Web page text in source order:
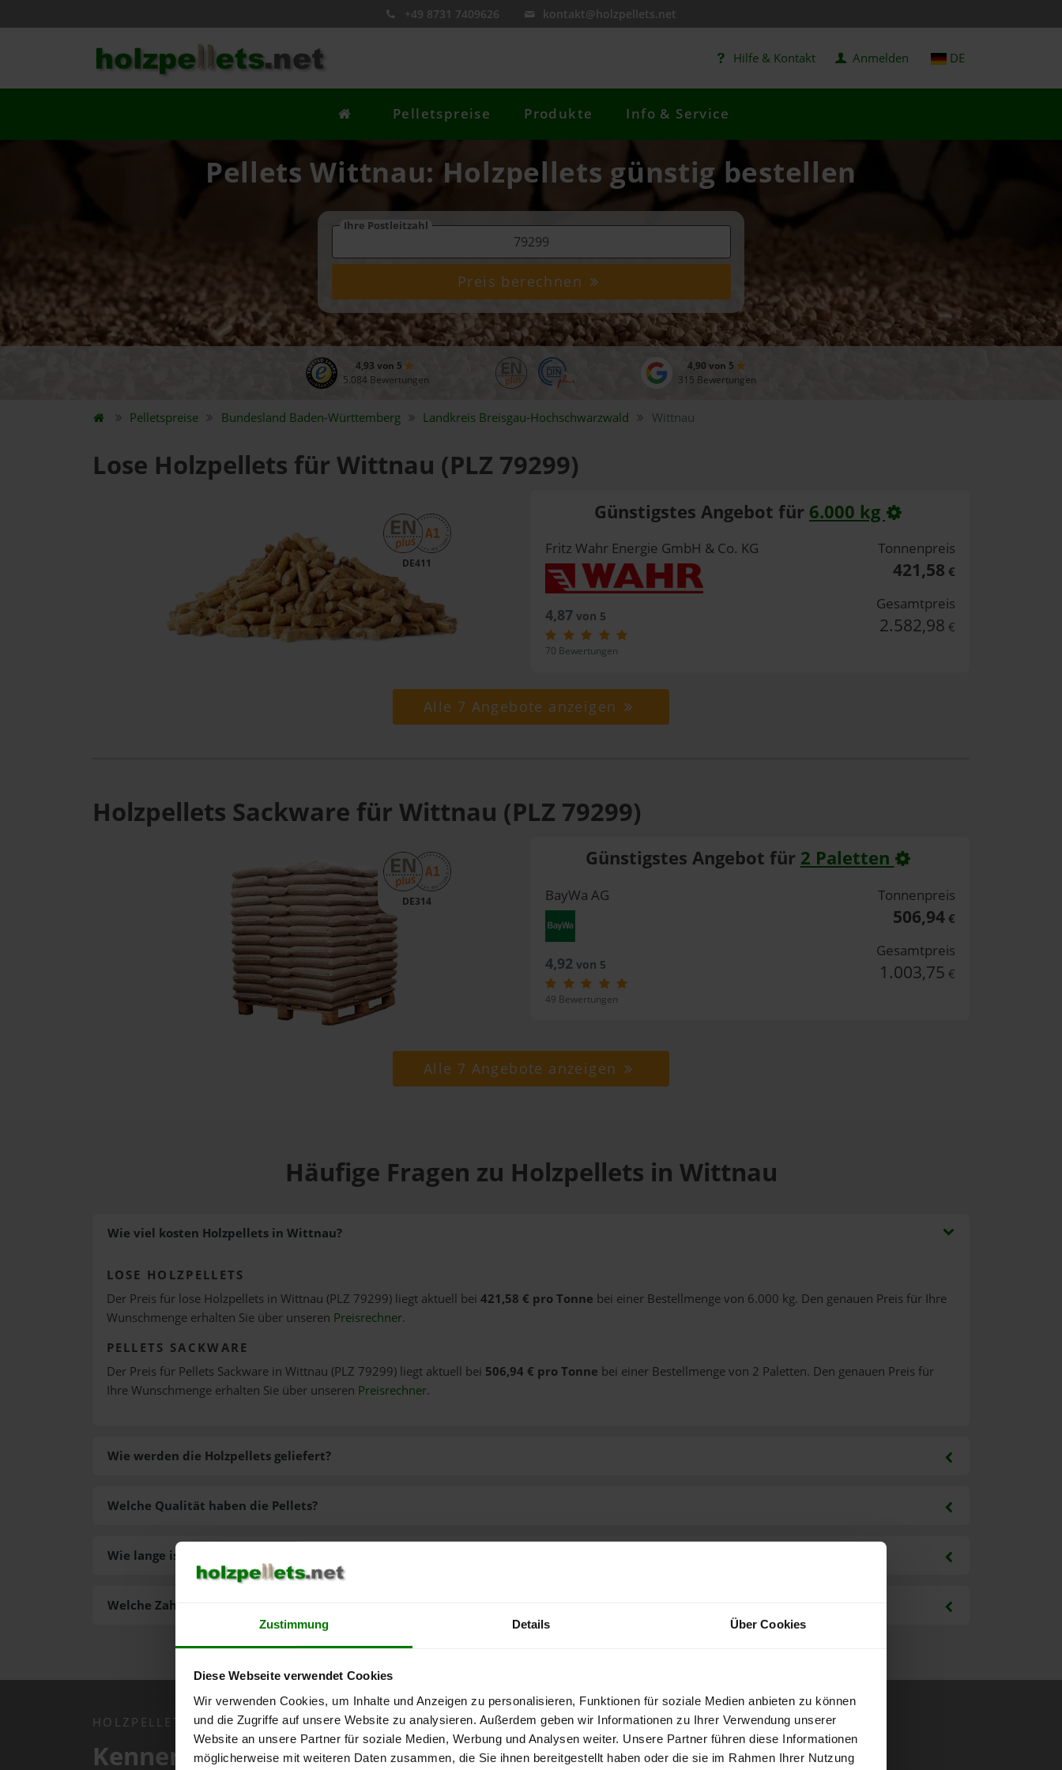
Zustimmung Details Über Cookies
Diese Webseite verwendet Cookies
Wir verwenden Cookies, um Inhalte und Anzeigen zu personalisieren, Funktionen für soziale Medien anbieten zu können
und die Zugriffe auf unsere Website zu analysieren. Außerdem geben wir Informationen zu Ihrer Verwendung unserer
Website an unsere Partner für soziale Medien, Werbung und Analysen weiter. Unsere Partner führen diese Informationen
möglicherweise mit weiteren Daten zusammen, die Sie ihnen bereitgestellt haben oder die sie im Rahmen Ihrer Nutzung
+49 8731 7409626 kontakt@holzpellets.net
Hilfe & Kontakt Anmelden DE
Pelletspreise Produkte Info & Service
Pellets Wittnau: Holzpellets günstig bestellen
Ihre Postleitzahl
Preis berechnen
4,93 von 5
5.084 Bewertungen
4,90 von 5
315 Bewertungen
Pelletspreise Bundesland Baden-Württemberg Landkreis Breisgau-Hochschwarzwald Wittnau
Lose Holzpellets für Wittnau (PLZ 79299)
DE411
Günstigstes Angebot für 6.000 kg
Fritz Wahr Energie GmbH & Co. KG
4,87von 5
70 Bewertungen
Tonnenpreis
421,58 €
Gesamtpreis
2.582,98 €
Alle 7 Angebote anzeigen
Holzpellets Sackware für Wittnau (PLZ 79299)
DE314
Günstigstes Angebot für 2 Paletten
BayWa AG
4,92von 5
49 Bewertungen
Tonnenpreis
506,94€
Gesamtpreis
1.003,75 €
Alle 7 Angebote anzeigen
Häufige Fragen zu Holzpellets in Wittnau
Wie viel kosten Holzpellets in Wittnau?
LOSE HOLZPELLETS
Der Preis für lose Holzpellets in Wittnau (PLZ 79299) liegt aktuell bei 421,58 € pro Tonne bei einer Bestellmenge von 6.000 kg. Den genauen Preis für Ihre
Wunschmenge erhalten Sie über unseren Preisrechner.
PELLETS SACKWARE
Der Preis für Pellets Sackware in Wittnau (PLZ 79299) liegt aktuell bei 506,94 € pro Tonne bei einer Bestellmenge von 2 Paletten. Den genauen Preis für
Ihre Wunschmenge erhalten Sie über unseren Preisrechner.
Wie werden die Holzpellets geliefert?
Welche Zahlungsarten gibt es?
Welche Qualität haben die Pellets?
Wie lange ist die Lieferzeit der Pellets?
HOLZPELLETS.NET APP
Kennen Sie schon unsere kostenlose